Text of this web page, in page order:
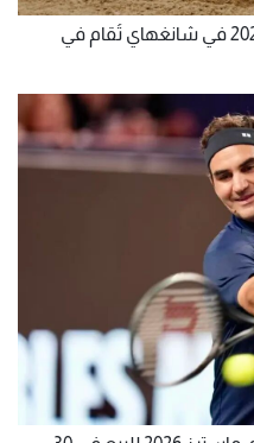
جولة بطولة العالم للموتوكروس 2026 في شانغهاي تُقام في